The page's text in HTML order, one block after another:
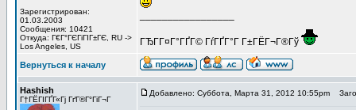
Зарегистрирован:
01.03.2003
Сообщения: 10421
Откуда: Г€Г°ГЄГіГІГ±ГЄ, RU ->
Los Angeles, US
ГЂГ­Г¤Г°ГҐГ© ГѓГҐГ°Г Г±ГЁГ¬Г®Гў
Вернуться к началу
Hashish
Г†ГЁГІГҐГ«Гј ГґГ®Г°ГіГ¬Г
Добавлено: Суббота, Марта 31, 2012 10:55pm